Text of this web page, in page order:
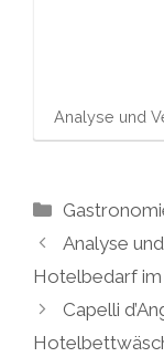
Analyse und
Kategorien
Analyse
Hotelbedarf im
Capelli